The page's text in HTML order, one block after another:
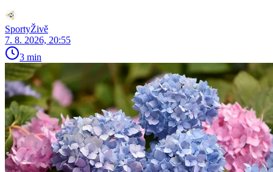
SportyŽivě
7. 8. 2026, 20:55
3 min